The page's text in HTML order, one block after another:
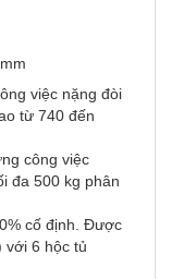
việc nặng đòi
từ 740 đến
công việc
đa 500 kg phân
cố định. Được
với 6 hộc tủ